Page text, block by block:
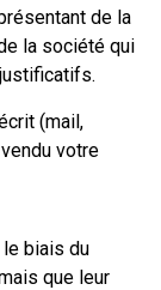
à sa
le cas d’une
à
certaines
c’est encore
conserver les
justificatifs de
caisse
S3125 «
de la
la société qui
(mail,
votre
biais du
que leur